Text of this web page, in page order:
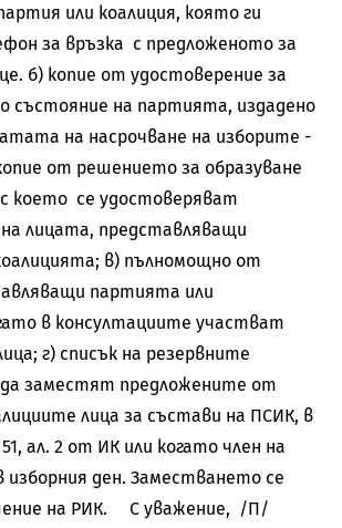
или коалиция, която ги
за връзка с предложеното за
б) копие от удостоверение за
състояние на партията, издадено
на насрочване на изборите -
от решението за образуване
което се удостоверяват
лицата, представляващи
в) пълномощно от
партията или
в консултациите участват
г) списък на резервните
заместят предложените от
лица за състави на ПСИК, в
ал. 2 от ИК или когато член на
изборния ден. Заместването се
на РИК. С уважение, /П/